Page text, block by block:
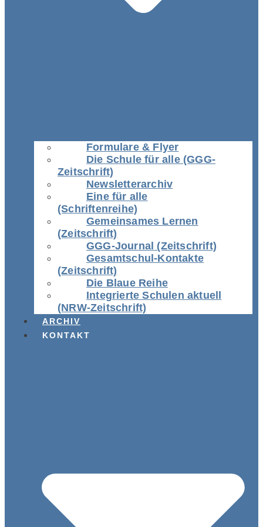
Formulare & Flyer
Die Schule für alle (GGG-
Zeitschrift)
Newsletterarchiv
Eine für alle
(Schriftenreihe)
Gemeinsames Lernen
(Zeitschrift)
GGG-Journal (Zeitschrift)
Gesamtschul-Kontakte
(Zeitschrift)
Die Blaue Reihe
Integrierte Schulen aktuell
(NRW-Zeitschrift)
ARCHIV
KONTAKT